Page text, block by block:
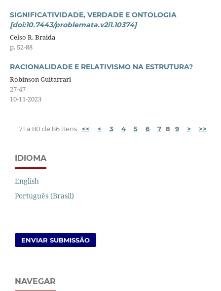
SIGNIFICATIVIDADE, VERDADE E ONTOLOGIA
[doi:10.7443/problemata.v2i1.10374]
Celso R. Braida
p. 52-88
RACIONALIDADE E RELATIVISMO NA ESTRUTURA?
Robinson Guitarrari
27-47
10-11-2023
71 a 80 de 86 itens << < 3 4 5 6 7 8 9 > >>
IDIOMA
English
Português (Brasil)
ENVIAR SUBMISSÃO
NAVEGAR